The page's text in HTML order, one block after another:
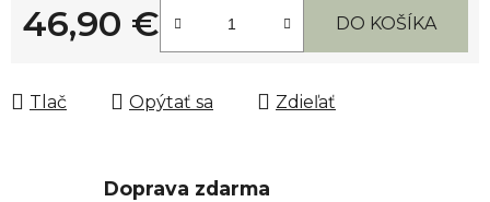
46,90 €
Jednotková cena:
DO KOŠÍKA
Tlač Opýtať sa Zdieľať
Doprava zdarma